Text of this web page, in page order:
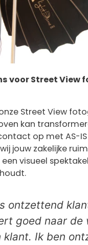
voor Street View
Street View
kan
op met AS-
jouw zakelijke
visueel
ontzettend
goed naar de
klant. Ik ben